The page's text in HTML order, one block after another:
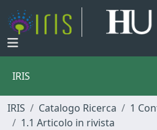
IRIS
IRIS Catalogo Ricerca
1
1.1 Articolo in rivista